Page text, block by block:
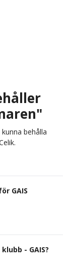
behålla
GAIS
- GAIS?